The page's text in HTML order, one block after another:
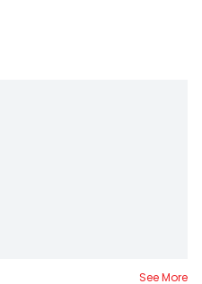
See More